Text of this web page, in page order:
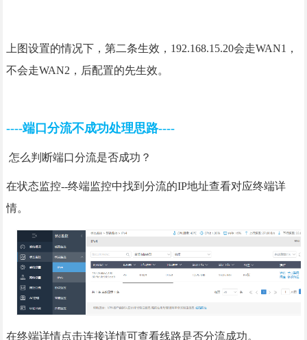
上图设置的情况下，第二条生效，192.168.15.20会走WAN1，
不会走WAN2，后配置的先生效。
----端口分流不成功处理思路----
怎么判断端口分流是否成功？
在状态监控--终端监控中找到分流的IP地址查看对应终端详
情。
在终端详情点击连接详情可查看线路是否分流成功。